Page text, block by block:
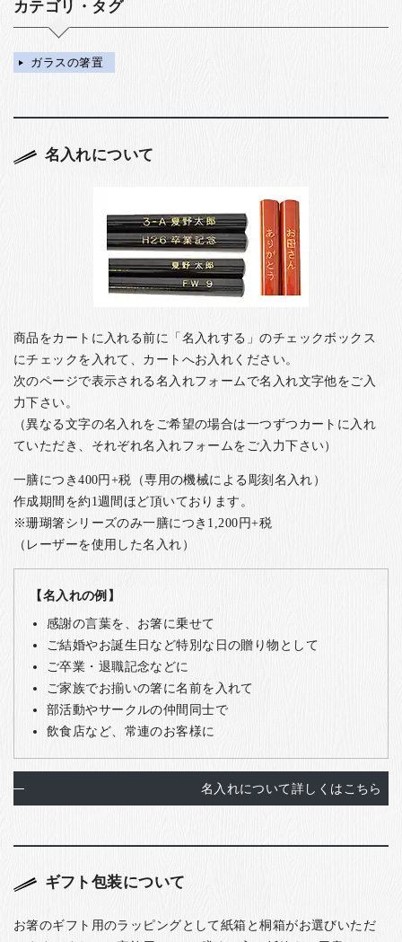
カテゴリ・タグ
ガラスの箸置
名入れについて
商品をカートに入れる前に「名入れする」のチェックボックス
にチェックを入れて、カートへお入れください。
次のページで表示される名入れフォームで名入れ文字他をご入
力下さい。
（異なる文字の名入れをご希望の場合は一つずつカートに入れ
ていただき、それぞれ名入れフォームをご入力下さい）
一膳につき400円+税（専用の機械による彫刻名入れ）
作成期間を約1週間ほど頂いております。
※珊瑚箸シリーズのみ一膳につき1,200円+税
（レーザーを使用した名入れ）
【名入れの例】
感謝の言葉を、お箸に乗せて
ご結婚やお誕生日など特別な日の贈り物として
ご卒業・退職記念などに
ご家族でお揃いの箸に名前を入れて
部活動やサークルの仲間同士で
飲食店など、常連のお客様に
名入れについて詳しくはこちら
ギフト包装について
お箸のギフト用のラッピングとして紙箱と桐箱がお選びいただ